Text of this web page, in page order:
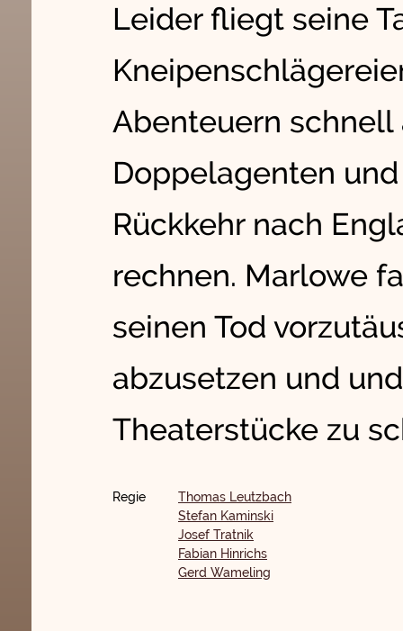
Leider fliegt seine
Abenteuern schnell
Doppelagenten
Rückkehr nach
rechnen. Marlowe
seinen Tod
abzusetzen und
Theaterstücke zu
Regie
Thomas Leutzbach
Stefan Kaminski
Josef Tratnik
Fabian Hinrichs
Gerd Wameling